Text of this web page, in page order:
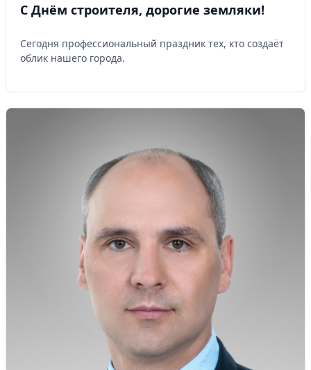
С Днём строителя, дорогие земляки!
Сегодня профессиональный праздник тех, кто создаёт
облик нашего города.